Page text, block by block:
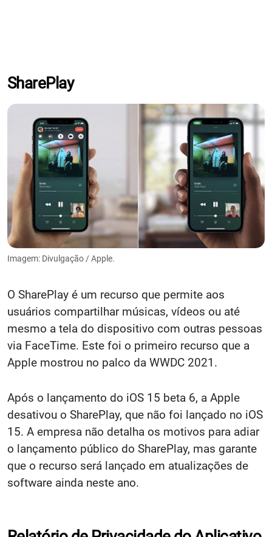
SharePlay
Imagem: Divulgação / Apple.
O SharePlay é um recurso que permite aos
usuários compartilhar músicas, vídeos ou até
mesmo a tela do dispositivo com outras pessoas
via FaceTime. Este foi o primeiro recurso que a
Apple mostrou no palco da WWDC 2021.
Após o lançamento do iOS 15 beta 6, a Apple
desativou o SharePlay, que não foi lançado no iOS
15. A empresa não detalha os motivos para adiar
o lançamento público do SharePlay, mas garante
que o recurso será lançado em atualizações de
software ainda neste ano.